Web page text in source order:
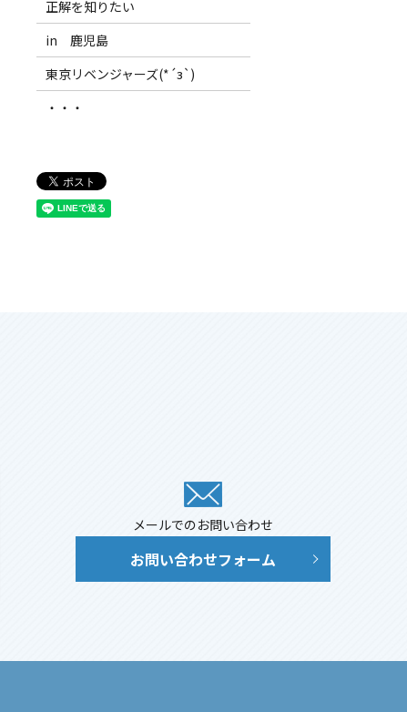
正解を知りたい
in 鹿児島
東京リベンジャーズ(*´з`)
・・・
メールでのお問い合わせ
お問い合わせフォーム